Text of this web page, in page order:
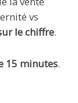
vs
le chiffre.
15 minutes.